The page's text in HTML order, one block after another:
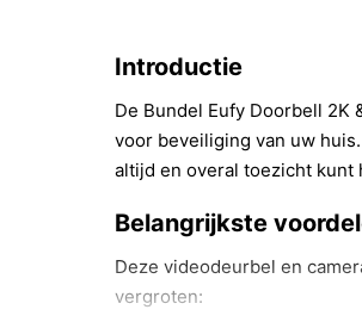
Introductie
De Bundel Eufy Doorbell 2K
voor beveiliging van uw
altijd en overal toezicht kunt
Belangrijkste
Deze videodeurbel en
vergroten: